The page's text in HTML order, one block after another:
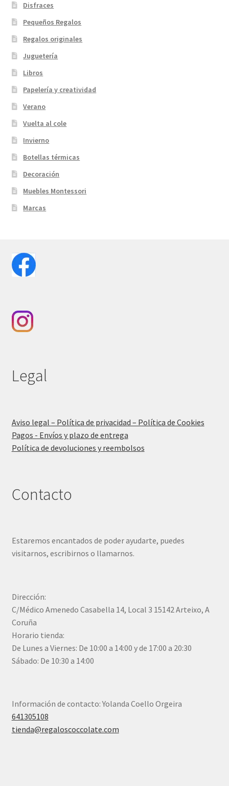
Disfraces
Pequeños Regalos
Regalos originales
Juguetería
Libros
Papelería y creatividad
Verano
Vuelta al cole
Invierno
Botellas térmicas
Decoración
Muebles Montessori
Marcas
Legal
Aviso legal – Política de privacidad – Política de Cookies
Pagos - Envíos y plazo de entrega
Política de devoluciones y reembolsos
Contacto
Estaremos encantados de poder ayudarte, puedes
visitarnos, escribirnos o llamarnos.
Dirección:
C/Médico Amenedo Casabella 14, Local 3 15142 Arteixo, A
Coruña
Horario tienda:
De Lunes a Viernes: De 10:00 a 14:00 y de 17:00 a 20:30
Sábado: De 10:30 a 14:00
Información de contacto: Yolanda Coello Orgeira
641305108
tienda@regaloscoccolate.com